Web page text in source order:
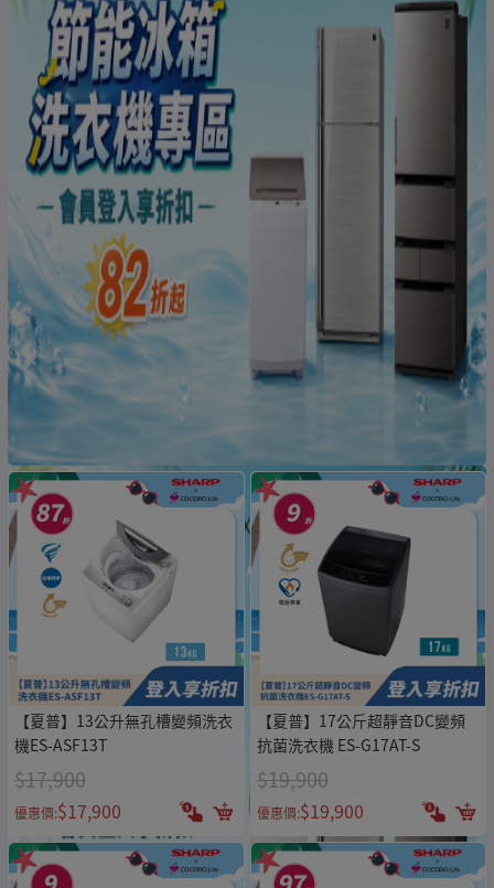
【夏普】13公升無孔槽變頻洗衣
機ES-ASF13T
$17,900
優惠價:$17,900
【夏普】17公斤超靜音DC變頻
抗菌洗衣機 ES-G17AT-S
$19,900
優惠價:$19,900